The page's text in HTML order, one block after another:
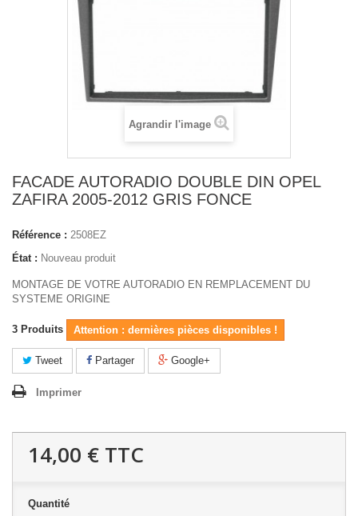
Agrandir l'image
FACADE AUTORADIO DOUBLE DIN OPEL
ZAFIRA 2005-2012 GRIS FONCE
Référence : 2508EZ
État : Nouveau produit
MONTAGE DE VOTRE AUTORADIO EN REMPLACEMENT DU
SYSTEME ORIGINE
3 Produits Attention : dernières pièces disponibles !
Tweet Partager Google+
Imprimer
14,00 € TTC
Quantité